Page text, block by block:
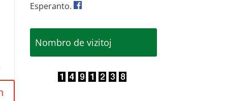
Esperanto.
Nombro de vizitoj